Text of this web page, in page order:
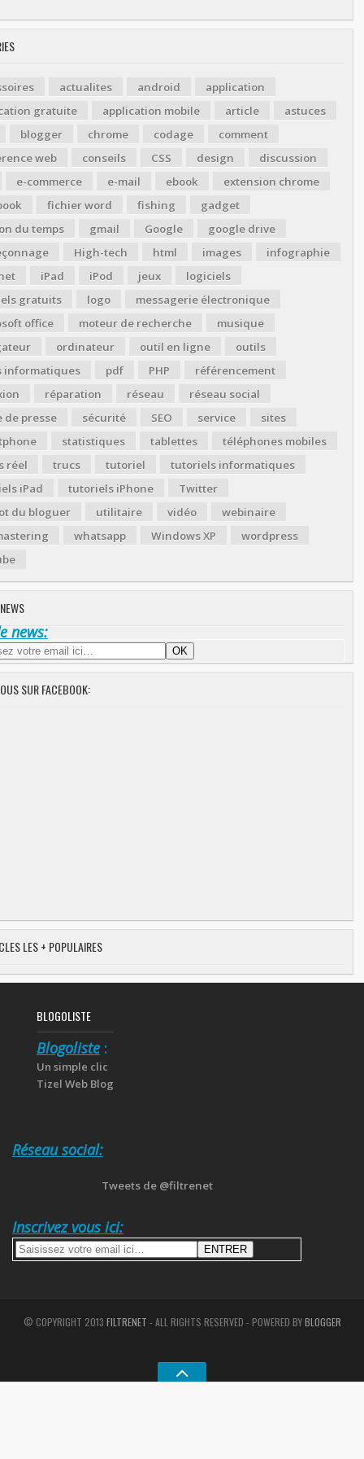
actualites android
application
gratuite
application mobile article
astuces
blogger
chrome codage
comment
web
conseils CSS design
discussion
e-commerce
e-mail ebook
extension chrome
fichier word fishing
gadget
du temps
gmail Google
google drive
High-tech html images
infographie
iPad iPod jeux
logiciels
gratuits
logo
messagerie électronique
office
moteur de recherche
musique
ordinateur outil en ligne
outils
informatiques
pdf PHP
référencement
réparation réseau
réseau social
de presse
sécurité SEO service
sites
statistiques tablettes
téléphones mobiles
réel
trucs tutoriel
tutoriels informatiques
iPad
tutoriels iPhone
Twitter
du bloguer
utilitaire vidéo
webinaire
whatsapp Windows XP
wordpress
news:
SUR FACEBOOK:
LES + POPULAIRES
BLOGOLISTE
Blogoliste :
Un simple clic
Tizel Web Blog
Réseau social:
Tweets de @filtrenet
Inscrivez vous ici:
© COPYRIGHT 2013 FILTRENET - ALL RIGHTS RESERVED - POWERED BYBLOGGER